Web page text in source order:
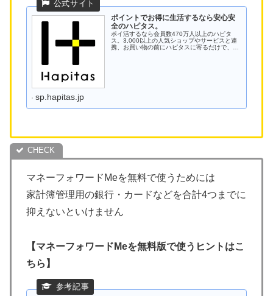
ポイントでお得に生活するなら安心安
全のハピタス。
ポイ活するなら会員数470万人以上のハピタ
ス。3,000以上の人気ショップやサービスと連
携、お買い物の前にハピタスに寄るだけで、W
sp.hapitas.jp
マネーフォワードMeを無料で使うためには
家計簿管理用の銀行・カードなどを合計4つまでに
抑えないといけません
【マネーフォワードMeを無料版で使うヒントはこ
ちら】